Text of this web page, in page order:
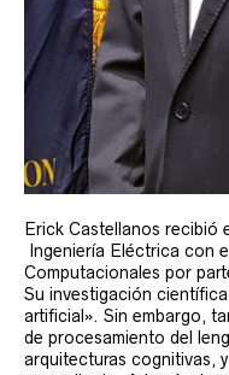
Erick Castellanos recibió
Ingeniería Eléctrica con
Computacionales por
Su investigación
artificial». Sin embargo,
de procesamiento del
arquitecturas cognitivas,